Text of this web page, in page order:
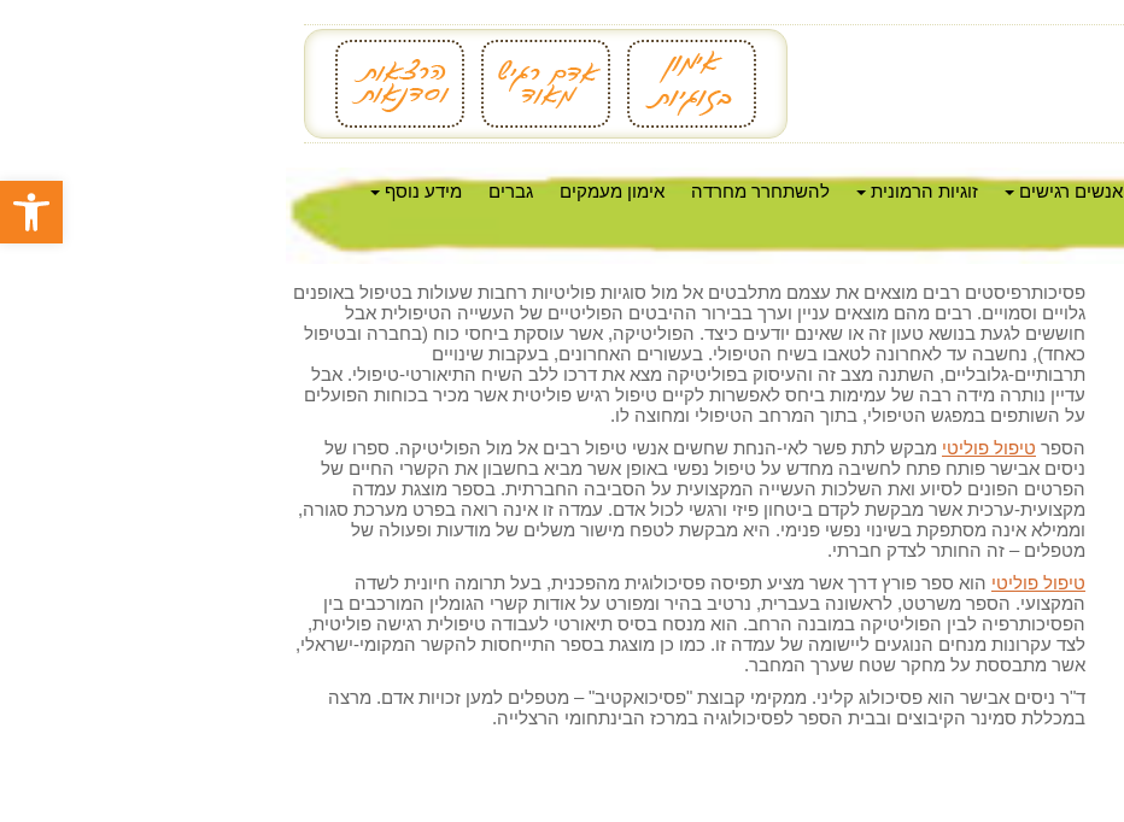
פתח אנשים רגישים זוגיות הרמונית להשתחרר מחרדה אימון מעמקים גברים מידע נוסף
פסיכותרפיסטים רבים מוצאים את עצמם מתלבטים אל מול סוגיות פוליטיות רחבות שעולות בטיפול באופנים
גלויים וסמויים. רבים מהם מוצאים עניין וערך בבירור ההיבטים הפוליטיים של העשייה הטיפולית אבל
חוששים לגעת בנושא טעון זה או שאינם יודעים כיצד. הפוליטיקה, אשר עוסקת ביחסי כוח (בחברה ובטיפול
כאחד), נחשבה עד לאחרונה לטאבו בשיח הטיפולי. בעשורים האחרונים, בעקבות שינויים
תרבותיים-גלובליים, השתנה מצב זה והעיסוק בפוליטיקה מצא את דרכו ללב השיח התיאורטי-טיפולי. אבל
עדיין נותרה מידה רבה של עמימות ביחס לאפשרות לקיים טיפול רגיש פוליטית אשר מכיר בכוחות הפועלים
על השותפים במפגש הטיפולי, בתוך המרחב הטיפולי ומחוצה לו.
הספר טיפול פוליטי מבקש לתת פשר לאי-הנחת שחשים אנשי טיפול רבים אל מול הפוליטיקה. ספרו של
ניסים אבישר פותח פתח לחשיבה מחדש על טיפול נפשי באופן אשר מביא בחשבון את הקשרי החיים של
הפרטים הפונים לסיוע ואת השלכות העשייה המקצועית על הסביבה החברתית. בספר מוצגת עמדה
מקצועית-ערכית אשר מבקשת לקדם ביטחון פיזי ורגשי לכול אדם. עמדה זו אינה רואה בפרט מערכת סגורה,
וממילא אינה מסתפקת בשינוי נפשי פנימי. היא מבקשת לטפח מישור משלים של מודעות ופעולה של
מטפלים – זה החותר לצדק חברתי.
טיפול פוליטי הוא ספר פורץ דרך אשר מציע תפיסה פסיכולוגית מהפכנית, בעל תרומה חיונית לשדה
המקצועי. הספר משרטט, לראשונה בעברית, נרטיב בהיר ומפורט על אודות קשרי הגומלין המורכבים בין
הפסיכותרפיה לבין הפוליטיקה במובנה הרחב. הוא מנסח בסיס תיאורטי לעבודה טיפולית רגישה פוליטית,
לצד עקרונות מנחים הנוגעים ליישומה של עמדה זו. כמו כן מוצגת בספר התייחסות להקשר המקומי-ישראלי,
אשר מתבססת על מחקר שטח שערך המחבר.
ד"ר ניסים אבישר הוא פסיכולוג קליני. ממקימי קבוצת "פסיכואקטיב" – מטפלים למען זכויות אדם. מרצה
במכללת סמינר הקיבוצים ובבית הספר לפסיכולוגיה במרכז הבינתחומי הרצלייה.